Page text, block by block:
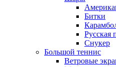
Битки
Русская
Снукер
Большой теннис
Ветровые